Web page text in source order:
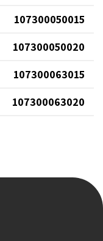
107300050015
107300050020
107300063015
107300063020